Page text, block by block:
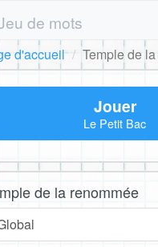
de mots
d'accueil
Temple de
Jouer
Le Petit Bac
de la renommée